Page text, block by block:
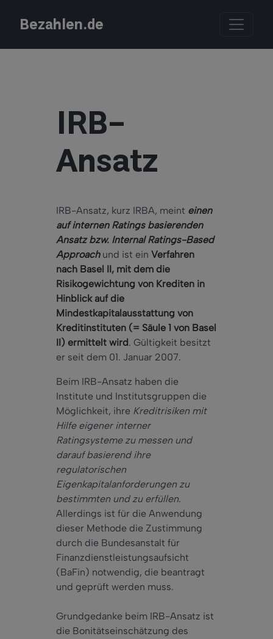
Bezahlen.de
IRB-
Ansatz
IRB-Ansatz, kurz IRBA, meint einen
auf internen Ratings basierenden
Ansatz bzw. Internal Ratings-Based
Approachund ist ein Verfahren
nach Basel II, mit dem die
Risikogewichtung von Krediten in
Hinblick auf die
Mindestkapitalausstattung von
Kreditinstituten (= Säule 1 von Basel
II) ermittelt wird. Gültigkeit besitzt
er seit dem 01. Januar 2007.
Beim IRB-Ansatz haben die
Institute und Institutsgruppen die
Möglichkeit, ihre Kreditrisiken mit
Hilfe eigener interner
Ratingsysteme zu messen und
darauf basierend ihre
regulatorischen
Eigenkapitalanforderungen zu
bestimmten und zu erfüllen.
Allerdings ist für die Anwendung
dieser Methode die Zustimmung
durch die Bundesanstalt für
Finanzdienstleistungsaufsicht
(BaFin) notwendig, die beantragt
und geprüft werden muss.
Grundgedanke beim IRB-Ansatz ist
die Bonitätseinschätzung des